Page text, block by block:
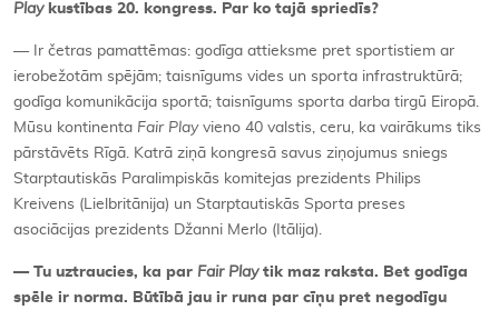
Playkustības 20. kongress. Par ko tajā spriedīs?
— Ir četras pamattēmas: godīga attieksme pret sportistiem ar
ierobežotām spējām; taisnīgums vides un sporta infrastruktūrā;
godīga komunikācija sportā; taisnīgums sporta darba tirgū Eiropā.
Mūsu kontinenta Fair Playvieno 40 valstis, ceru, ka vairākums tiks
pārstāvēts Rīgā. Katrā ziņā kongresā savus ziņojumus sniegs
Starptautiskās Paralimpiskās komitejas prezidents Philips
Kreivens (Lielbritānija) un Starptautiskās Sporta preses
asociācijas prezidents Džanni Merlo (Itālija).
— Tu uztraucies, ka par Fair Playtik maz raksta. Bet godīga
spēle ir norma. Būtībā jau ir runa par cīņu pret negodīgu